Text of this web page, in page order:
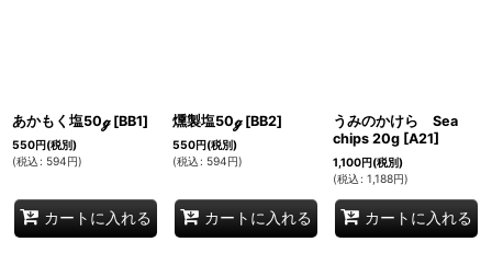
あかもく塩50ℊ [BB1]
550円(税別)
(税込: 594円)
カートに入れる
燻製塩50ℊ [BB2]
550円(税別)
(税込: 594円)
カートに入れる
うみのかけら Sea
chips 20g [A21]
1,100円(税別)
(税込: 1,188円)
カートに入れる